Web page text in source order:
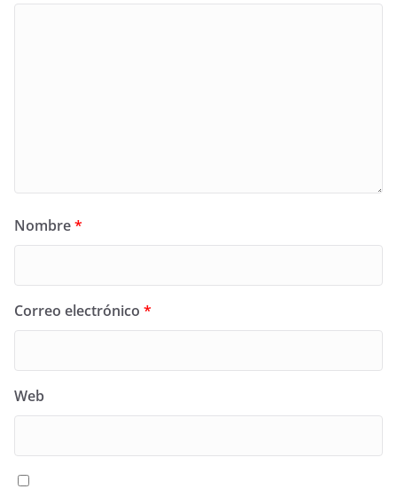
Nombre*
Correo electrónico *
Web